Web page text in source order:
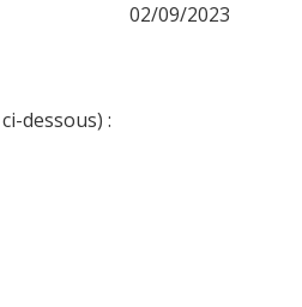
02/09/2023
dessous) :